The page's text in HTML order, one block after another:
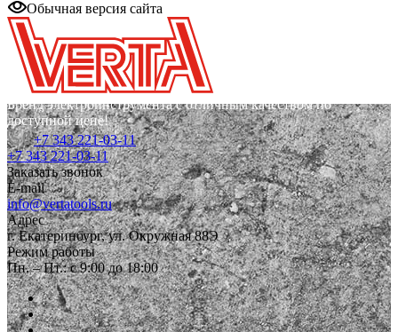
Обычная версия сайта
Бренд электроинструмента с отличным качеством по
доступной цене!
+7 343 221-03-11
+7 343 221-03-11
Заказать звонок
E-mail
info@vertatools.ru
Адрес
г. Екатеринбург, ул. Окружная 88Э
Режим работы
Пн. – Пт.: с 9:00 до 18:00